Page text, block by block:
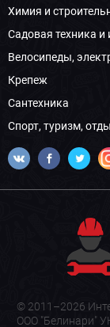
Химия и
Садовая техника и
Велосипеды,
Крепеж
Сантехника
Спорт, туризм,
© 2011–2026
ООО "Белинари"